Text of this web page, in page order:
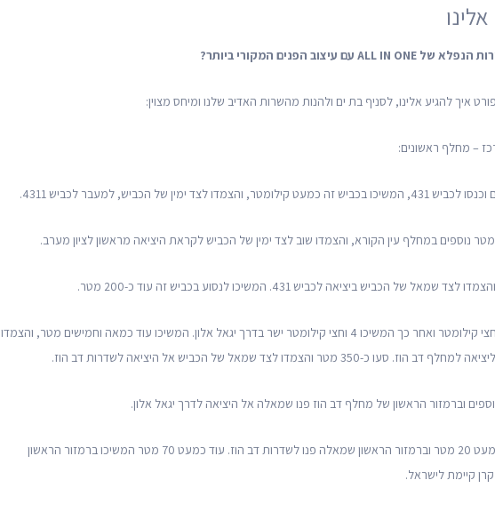
הנפלא של ALL IN ONE עם עיצוב הפנים המקורי ביותר?
איך להגיע אלינו, לסניף בת ים ולהנות מהשרות האדיב שלנו ומיחס מצוין:
– מחלף ראשונים:
לצד ימין של הכביש, למעבר לכביש 4311.
נוספים במחלף עין הקורא, והצמדו שוב לצד ימין של הכביש לקראת היציאה מראשון לציון מערב.
של הכביש ביציאה לכביש 431. המשיכו לנסוע בכביש זה עוד כ-200 מטר.
סעו בכביש 20 כ-2 וחצי קילומטר ואחר כך המשיכו 4 וחצי קילומטר ישר בדרך יגאל אלון. המשיכו עוד כמאה וחמישים מטר, והצמדו
350 מטר והצמדו לצד שמאל של הכביש אל היציאה לשדרות דב הוז.
המשיכו בכביש זה כמעט 20 מטר וברמזור הראשון שמאלה פנו לשדרות דב הוז. עוד כמעט 70 מטר המשיכו ברמזור הראשון
קיימת לישראל.